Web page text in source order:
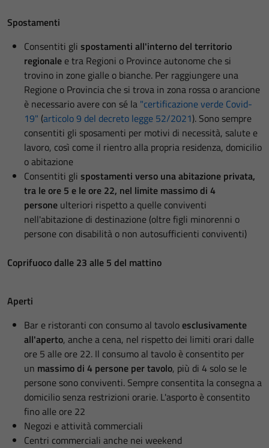
Spostamenti
Consentiti gli spostamenti all'interno del territorio
regionale e tra Regioni o Province autonome che si
trovino in zone gialle o bianche. Per raggiungere una
Regione o Provincia che si trova in zona rossa o arancione
è necessario avere con sé la "certificazione verde Covid-
19" (articolo 9 del decreto legge 52/2021). Sono sempre
consentiti gli sposamenti per motivi di necessità, salute e
lavoro, così come il rientro alla propria residenza, domicilio
o abitazione
Consentiti gli spostamenti verso una abitazione privata,
tra le ore 5 e le ore 22, nel limite massimo di 4
persone ulteriori rispetto a quelle conviventi
nell'abitazione di destinazione (oltre figli minorenni o
persone con disabilità o non autosufficienti conviventi)
Coprifuoco dalle 23 alle 5 del mattino
Aperti
Bar e ristoranti con consumo al tavoloesclusivamente
all'aperto, anche a cena, nel rispetto dei limiti orari dalle
ore 5 alle ore 22. Il consumo al tavolo è consentito per
un massimo di 4 persone per tavolo, più di 4 solo se le
persone sono conviventi. Sempre consentita la consegna a
domicilio senza restrizioni orarie. L'asporto è consentito
fino alle ore 22
Negozi e attività commerciali
Centri commerciali anche nei weekend